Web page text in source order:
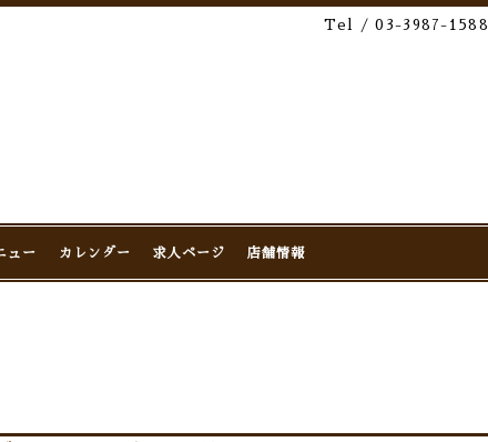
Tel / 03-3987-1588
ュー カレンダー 求人ページ 店舗情報